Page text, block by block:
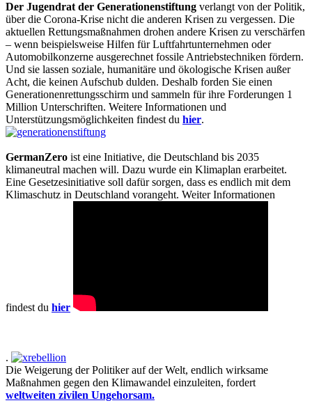
Der Jugendrat der Generationenstiftung verlangt von der Politik,
über die Corona-Krise nicht die anderen Krisen zu vergessen. Die
aktuellen Rettungsmaßnahmen drohen andere Krisen zu verschärfen
– wenn beispielsweise Hilfen für Luftfahrtunternehmen oder
Automobilkonzerne ausgerechnet fossile Antriebstechniken fördern.
Und sie lassen soziale, humanitäre und ökologische Krisen außer
Acht, die keinen Aufschub dulden. Deshalb forden Sie einen
Generationenrettungsschirm und sammeln für ihre Forderungen 1
Million Unterschriften. Weitere Informationen und
Unterstützungsmöglichkeiten findest du hier.
GermanZero ist eine Initiative, die Deutschland bis 2035
klimaneutral machen will. Dazu wurde ein Klimaplan erarbeitet.
Eine Gesetzesinitiative soll dafür sorgen, dass es endlich mit dem
Klimaschutz in Deutschland vorangeht. Weiter Informationen
findest du hier
.
Die Weigerung der Politiker auf der Welt, endlich wirksame
Maßnahmen gegen den Klimawandel einzuleiten, fordert
weltweiten zivilen Ungehorsam.